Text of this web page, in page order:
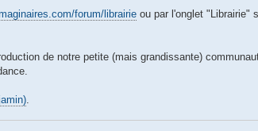
forum/librairie ou par l'onglet "Librairie"
de notre petite (mais grandissante)
.